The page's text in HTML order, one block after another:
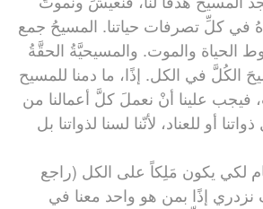
في كلِّ تصرفات حياتنا. المسيحُ جمع
والموت. والمسيحيَّةُ الحقَّةُ
الكُلَّ في الكل. إذًا، ما دمنا للمسيح
فيجب علينا أنْ نعملَ كلَّ أعمالنا من
أو للعناد، لأنّنا لسنا لذواتنا بل
لكي يكون مَلِكاً على الكل (راجع
فكيف نزدري إذًا بمن هو واحد معنا في